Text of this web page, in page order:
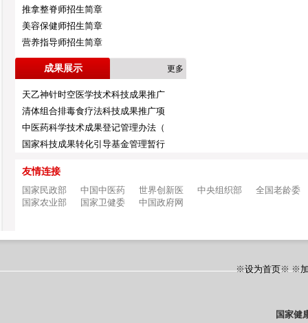
推拿整脊师招生简章
美容保健师招生简章
营养指导师招生简章
成果展示 更多
天乙神针时空医学技术科技成果推广
清体组合排毒食疗法科技成果推广项
中医药科学技术成果登记管理办法（
国家科技成果转化引导基金管理暂行
友情连接
国家民政部
中国中医药 世界创新医 中央组织部
全国老龄委
国家农业部
国家卫健委 中国政府网
※设为首页※ ※
国家健